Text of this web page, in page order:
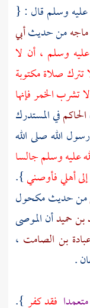
من حديثأبي
وسلم ، أن لا
صلاة مكتوبة
تشرب الخمر فإنها
الحاكمفي المستدرك
الله صلى الله
عليه وسلم جالسا
أهلي فأوصني}.
من حديثمكحول
بن حميدأن الموصى
بن الصامت ،
.
فقد كفر }.